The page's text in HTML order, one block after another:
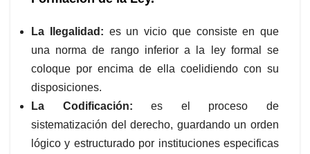
La Ilegalidad: es un vicio que consiste en que
una norma de rango inferior a la ley formal se
coloque por encima de ella coelidiendo con su
disposiciones.
La Codificación: es el proceso de
sistematización del derecho, guardando un orden
lógico y estructurado por instituciones especificas